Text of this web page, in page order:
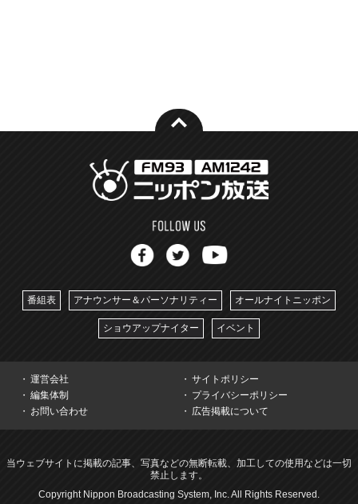
番組表 アナウンサー＆パーソナリティー オールナイトニッポン
ショウアップナイター イベント
運営会社
サイトポリシー
編集体制
プライバシーポリシー
お問い合わせ
広告掲載について
当ウェブサイトに掲載の記事、写真などの無断転載、加工しての使用などは一切
禁止します。
Copyright Nippon Broadcasting System, Inc. All Rights Reserved.